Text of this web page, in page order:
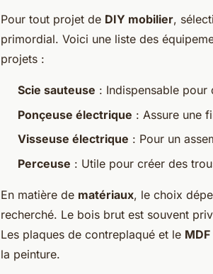
Pour tout projet de DIY mobilier,
primordial. Voici une liste des
projets :
Scie sauteuse : Indispensable pour
Ponçeuse électrique : Assure une
Visseuse électrique : Pour un
Perceuse : Utile pour créer des
En matière de matériaux, le choix
recherché. Le bois brut est souvent
Les plaques de contreplaqué et le MDF
la peinture.